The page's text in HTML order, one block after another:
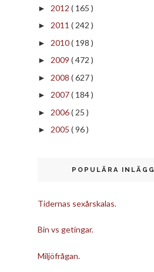
► 2012 ( 165 )
► 2011 ( 242 )
► 2010( 198 )
► 2009 ( 472 )
► 2008 ( 627 )
► 2007( 184 )
► 2006( 25 )
► 2005 ( 96 )
POPULÄRA INLÄGG
Tidernas sexårskalas.
Bin vs getingar.
Miljöfrågan.